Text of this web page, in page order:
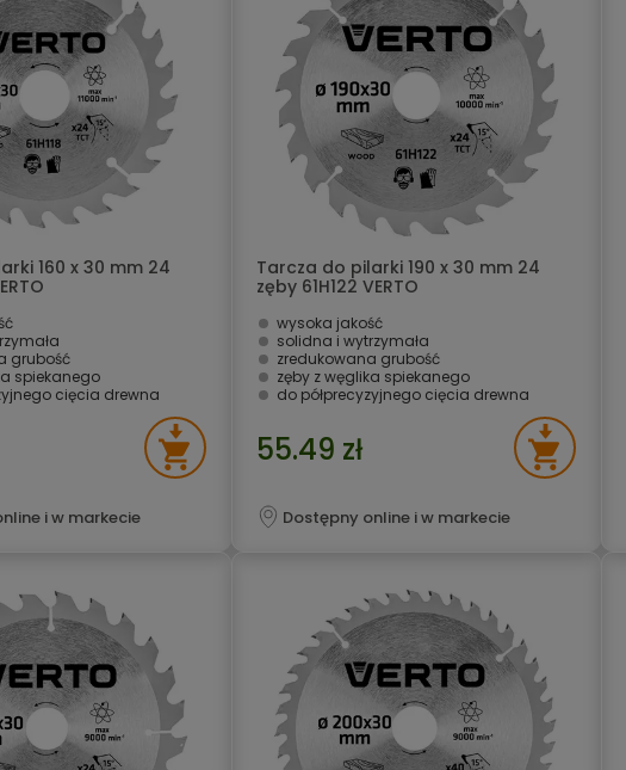
160 x 30 mm 24
grubość
spiekanego
cięcia drewna
i w markecie
Tarcza do pilarki 190 x 30 mm 24
zęby 61H122 VERTO
wysoka jakość
solidna i wytrzymała
zredukowana grubość
zęby z węglika spiekanego
do półprecyzyjnego cięcia drewna
55.49 zł
Dostępny online i w markecie